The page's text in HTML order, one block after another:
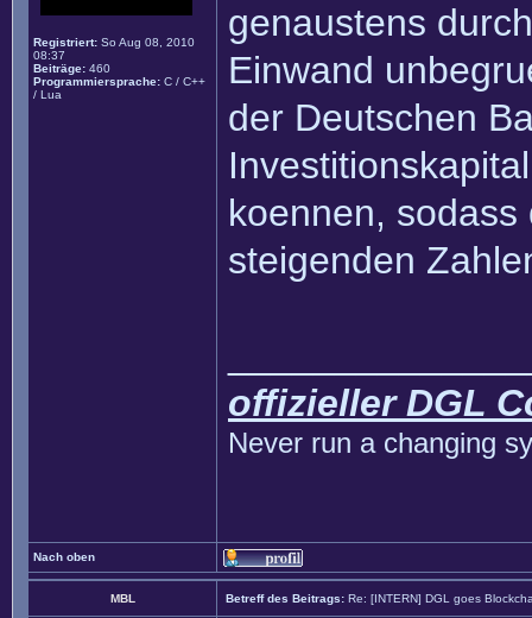
Registriert: So Aug 08, 2010
08:37
Beiträge: 460
Programmiersprache: C / C++
/ Lua
genaustens
Einwand
der Deutschen
koennen, sodass
steigenden
offizieller DGL
Never run a changing
Nach oben
MBL Betreff des Beitrags: Re: [INTERN] DGL goes